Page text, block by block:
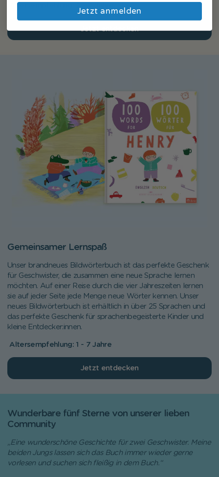
Altersempfehlung: 2 - 7 Jahre
Jetzt entdecken
Gemeinsamer Lernspaß
Unser brandneues Bildwörterbuch ist das perfekte Geschenk
für Geschwister, die zusammen eine neue Sprache lernen
möchten. Auf einer Reise durch die vier Jahreszeiten lernen
sie auf jeder Seite jede Menge neue Wörter kennen. Unser
neues Bildwörterbuch ist erhältlich in über 25 Sprachen und
das perfekte Geschenk für sprachenbegeisterte Kinder und
kleine Entdecker:innen.
Altersempfehlung: 1 - 7 Jahre
Jetzt entdecken
Wunderbare fünf Sterne von unserer lieben
Community
Eine wunderschöne Geschichte für zwei Geschwister. Meine
beiden Jungs lassen sich das Buch immer wieder gerne
vorlesen und suchen sich fleißig in dem Buch. “
Jetzt anmelden